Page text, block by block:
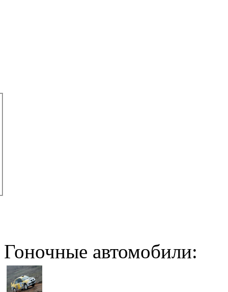
Гоночные автомобили: